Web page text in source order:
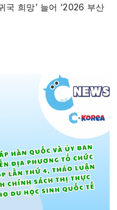
국 희망’ 늘어 ‘2026 부산